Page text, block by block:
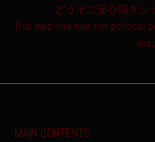
どうぞご安心頂きシ
This web site has not political
MAIN CONTENTS